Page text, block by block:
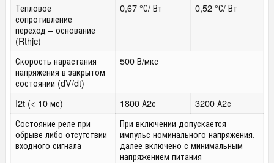
Тепловое
сопротивление
переход – основание
(Rthjc)
0,67 °С/ Вт 0,52 °С/ Вт
Скорость нарастания
напряжения в закрытом
состоянии (dV/dt)
500 В/мкс
I2t (< 10 мс) 1800 А2с 3200 А2с
Состояние реле при
обрыве либо отсутствии
входного сигнала
При включении допускается
импульс номинального напряжения,
далее включено с минимальным
напряжением питания